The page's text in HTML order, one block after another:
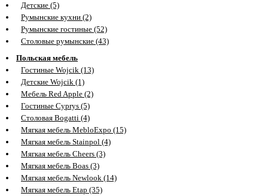
Детские (5)
Румынские кухни (2)
Румынские гостиные (52)
Столовые румынские (43)
Польская мебель
Гостиные Wojcik (13)
Детские Wojcik (1)
Мебель Red Apple (2)
Гостиные Cyprys (5)
Столовая Bogatti (4)
Мягкая мебель MebloExpo (15)
Мягкая мебель Stainpol (4)
Мягкая мебель Cheers (3)
Мягкая мебель Boas (3)
Мягкая мебель Newlook (14)
Мягкая мебель Etap (35)